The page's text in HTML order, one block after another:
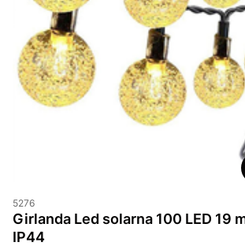
5276
Girlanda Led solarna 100 LED 19
IP44